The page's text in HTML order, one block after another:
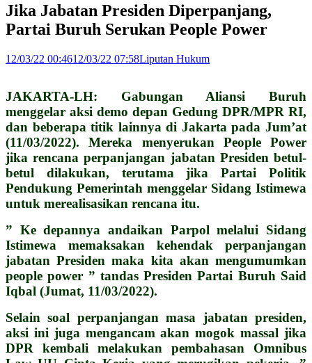
Jika Jabatan Presiden Diperpanjang,
Partai Buruh Serukan People Power
12/03/22 00:4612/03/22 07:58Liputan Hukum
JAKARTA-LH: Gabungan Aliansi Buruh
menggelar aksi demo depan Gedung DPR/MPR RI,
dan beberapa titik lainnya di Jakarta pada Jum’at
(11/03/2022). Mereka menyerukan People Power
jika rencana perpanjangan jabatan Presiden betul-
betul dilakukan, terutama jika Partai Politik
Pendukung Pemerintah menggelar Sidang Istimewa
untuk merealisasikan rencana itu.
” Ke depannya andaikan Parpol melalui Sidang
Istimewa memaksakan kehendak perpanjangan
jabatan Presiden maka kita akan mengumumkan
people power ” tandas Presiden Partai Buruh Said
Iqbal (Jumat, 11/03/2022).
Selain soal perpanjangan masa jabatan presiden,
aksi ini juga mengancam akan mogok massal jika
DPR kembali melakukan pembahasan Omnibus